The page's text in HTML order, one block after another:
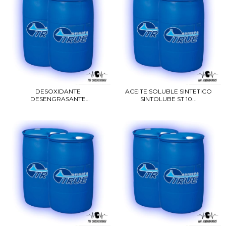
DESOXIDANTE
DESENGRASANTE
ACEITE SOLUBLE SINTETICO
SINTOLUBE ST 10...